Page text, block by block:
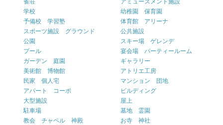
雀荘
アミューズメント施設
学校
幼稚園 保育園
予備校 学習塾
体育館 アリーナ
スポーツ施設 グラウンド
公共施設
公園
スキー場 ゲレンデ
プール
宴会場 パーティールーム
ガーデン 庭園
ギャラリー
美術館 博物館
アトリエ工房
民家 個人宅
マンション 団地
アパート コーポ
ビルディング
大型施設
屋上
駐車場
墓地 霊園
教会 チャペル 神殿
お寺 神社